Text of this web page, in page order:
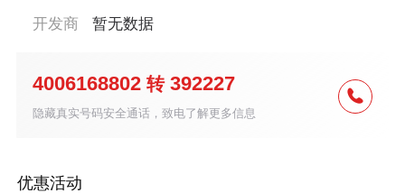
开发商
暂无数据
4006168802 转 392227
隐藏真实号码安全通话，致电了解更多信息
优惠活动